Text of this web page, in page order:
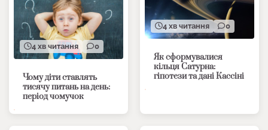
4 хв читання 0
Чому діти ставлять
тисячу питань на день:
період чомучок
4 хв читання 0
Як сформувалися
кільця Сатурна:
гіпотези та дані Кассіні